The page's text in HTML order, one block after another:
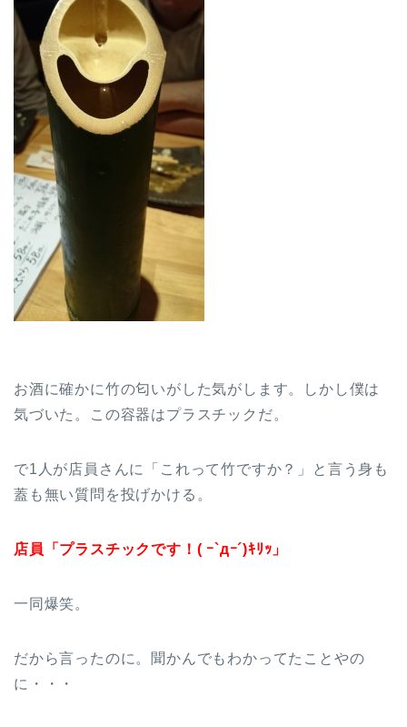
お酒に確かに竹の匂いがした気がします。しかし僕は
気づいた。この容器はプラスチックだ。
で1人が店員さんに「これって竹ですか？」と言う身も
蓋も無い質問を投げかける。
店員「プラスチックです！( ｰ`дｰ´)ｷﾘｯ」
一同爆笑。
だから言ったのに。聞かんでもわかってたことやの
に・・・